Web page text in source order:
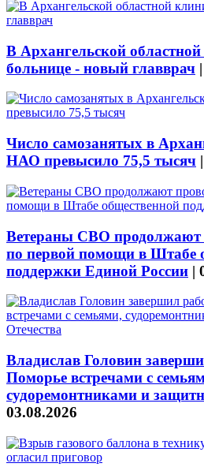
В Архангельской
больнице - новый главврач |
Число самозанятых в
НАО превысило 75,5 тысяч |
Ветераны СВО продолжают
по первой помощи в Штабе
поддержки Единой России |
Владислав Головин
Поморье встречами с
судоремонтниками и
03.08.2026